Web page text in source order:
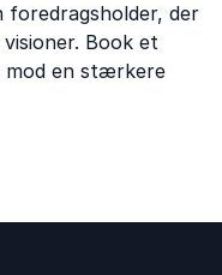
foredragsholder, der
Book et
en stærkere